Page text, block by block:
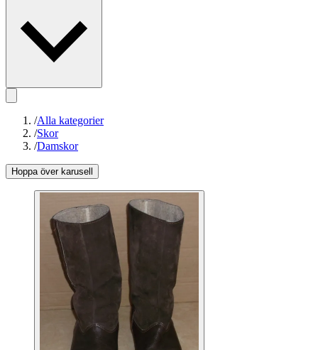
/Alla kategorier
/Skor
/Damskor
Hoppa över karusell